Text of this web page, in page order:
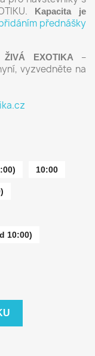
Kapacita je
přednášky
EXOTIKA –
vyzvedněte na
10:00
10:00)